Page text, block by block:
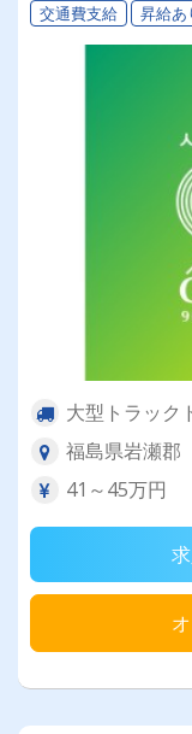
交通費支給 昇給あ
大型トラック
福島県岩瀬郡
41～45万円